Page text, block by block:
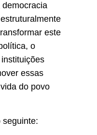
este
o
essas
do povo
seguinte: